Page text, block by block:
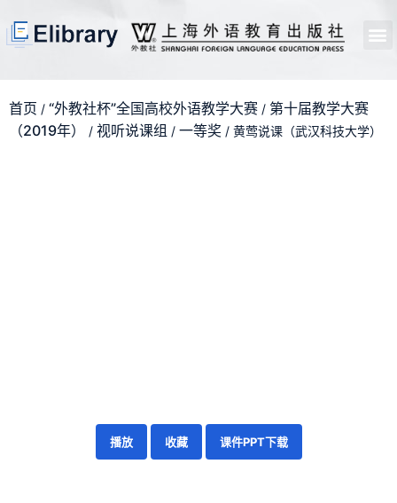
首页 / “外教社杯”全国高校外语教学大赛 / 第十届教学大赛
（2019年）
/ 视听说课组 / 一等奖 / 黄莺说课（武汉科技大学）
播放 收藏 课件PPT下载